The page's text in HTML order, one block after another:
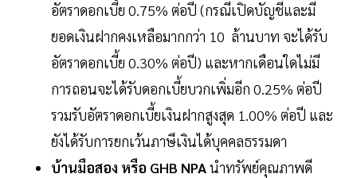
อัตราดอกเบี้ย 0.75% ต่อปี (กรณีเปิดบัญชีและมี
ยอดเงินฝากคงเหลือมากกว่า 10 ล้านบาท จะได้รับ
อัตราดอกเบี้ย 0.30% ต่อปี) และหากเดือนใดไม่มี
การถอนจะได้รับดอกเบี้ยบวกเพิ่มอีก 0.25% ต่อปี
รวมรับอัตราดอกเบี้ยเงินฝากสูงสุด 1.00% ต่อปี และ
ยังได้รับการยกเว้นภาษีเงินได้บุคคลธรรมดา
บ้านมือสอง หรือ GHB NPAนำทรัพย์คุณภาพดี